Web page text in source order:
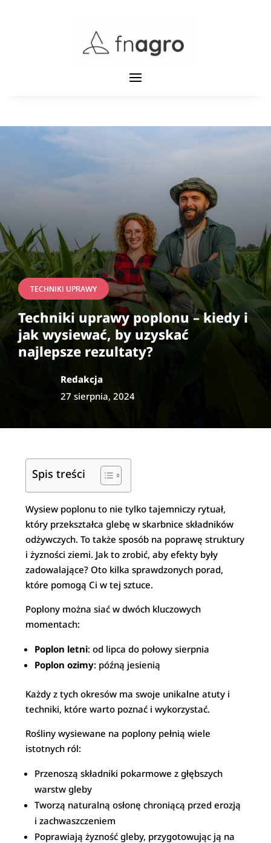
TECHNIKI UPRAWY
Techniki uprawy poplonu – kiedy i
jak wysiewać, by uzyskać
najlepsze rezultaty?
Redakcja
27 sierpnia, 2024
Spis treści
Wysiew poplonu to nie tylko tajemniczy rytuał,
który przekształca glebę w skarbnice składników
odżywczych. To także sposób na poprawę struktury
i żyzności ziemi. Jak to zrobić, aby efekty były
zadowalające? Oto kilka sprawdzonych porad,
które pomogą Ci w tej sztuce.
Poplony można siać w dwóch kluczowych
momentach:
Poplon letni: od lipca do połowy sierpnia
Poplon ozimy: późną jesienią
Każdy z tych okresów ma swoje unikalne atuty i
techniki, które warto poznać i wykorzystać.
Rośliny wysiewane na poplony pełnią wiele
istotnych ról:
Przenoszą składniki pokarmowe z głębszych
warstw gleby
Tworzą naturalną osłonę chroniącą przed erozją
i zachwaszczeniem
Poprawiają żyzność gleby, przygotowując ją na